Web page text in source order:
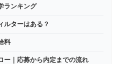
ランキング
ルターはある？
料
ー｜応募から内定までの流れ